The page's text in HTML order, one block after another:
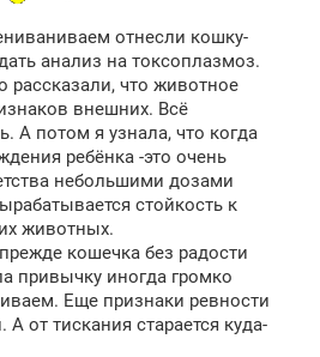
отнесли кошку-
анализ на токсоплазмоз.
рассказали, что животное
внешних. Всё
А потом я узнала, что когда
ребёнка -это очень
небольшими дозами
стойкость к
животных.
кошечка без радости
привычку иногда громко
Еще признаки ревности
А от тискания старается куда-